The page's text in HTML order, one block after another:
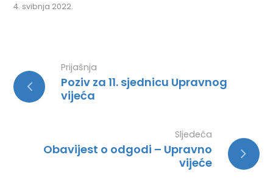
4. svibnja 2022.
Prijašnja
Poziv za 11. sjednicu Upravnog
vijeća
Sljedeća
Obavijest o odgodi – Upravno
vijeće